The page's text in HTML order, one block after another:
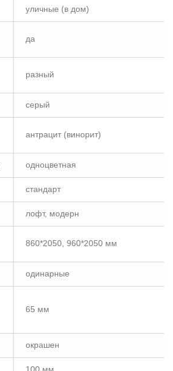
уличные (в дом)
да
разный
серый
антрацит (винорит)
одноцветная
стандарт
лофт, модерн
860*2050, 960*2050 мм
одинарные
65 мм
окрашен